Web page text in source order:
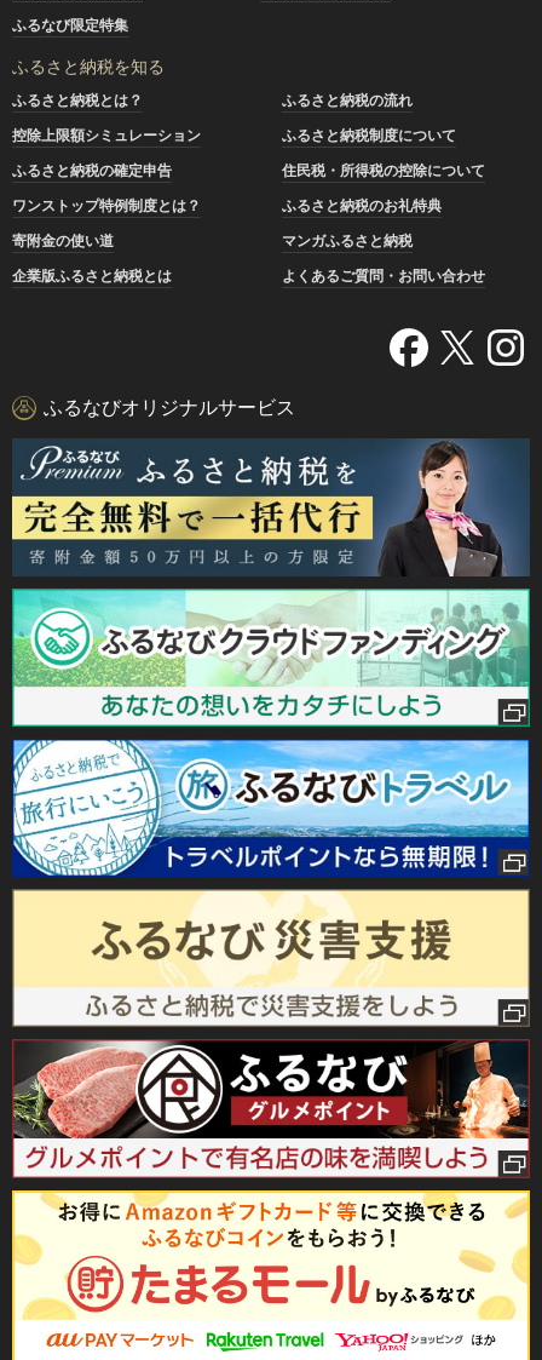
ふるなび限定特集
ふるさと納税を知る
ふるさと納税とは？
ふるさと納税の流れ
控除上限額シミュレーション
ふるさと納税制度について
ふるさと納税の確定申告
住民税・所得税の控除について
ワンストップ特例制度とは？
ふるさと納税のお礼特典
寄附金の使い道
マンガふるさと納税
企業版ふるさと納税とは
よくあるご質問・お問い合わせ
ふるなびオリジナルサービス